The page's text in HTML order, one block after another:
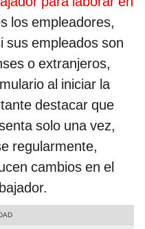
los empleadores,
sus empleados son
o extranjeros,
al iniciar la
destacar que
solo una vez,
regularmente,
cambios en el